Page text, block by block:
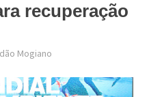
recuperação
Mogiano